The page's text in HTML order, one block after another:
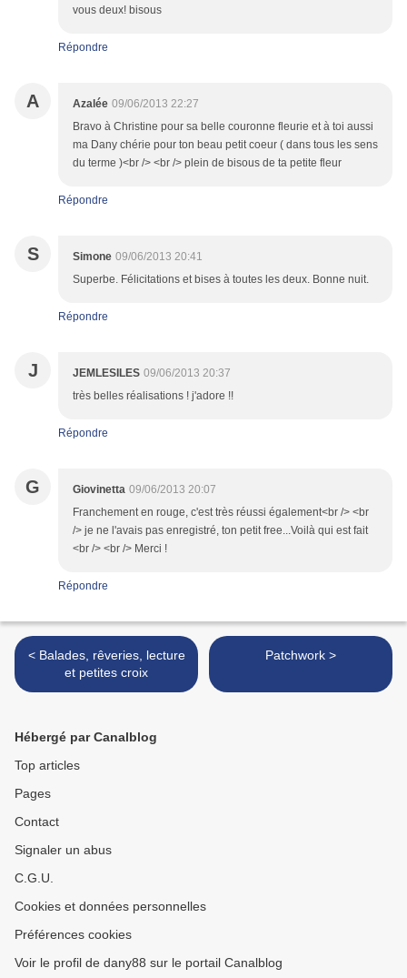
vous deux! bisous
Répondre
A Azalée 09/06/2013 22:27
Bravo à Christine pour sa belle couronne fleurie et à toi aussi
ma Dany chérie pour ton beau petit coeur ( dans tous les sens
du terme )<br /> <br /> plein de bisous de ta petite fleur
Répondre
S Simone 09/06/2013 20:41
Superbe. Félicitations et bises à toutes les deux. Bonne nuit.
Répondre
J JEMLESILES 09/06/2013 20:37
très belles réalisations ! j'adore !!
Répondre
G Giovinetta 09/06/2013 20:07
Franchement en rouge, c'est très réussi également<br /> <br
/> je ne l'avais pas enregistré, ton petit free...Voilà qui est fait
<br /> <br /> Merci !
Répondre
< Balades, rêveries, lecture
et petites croix
Patchwork >
Hébergé par Canalblog
Top articles
Pages
Contact
Signaler un abus
C.G.U.
Cookies et données personnelles
Préférences cookies
Voir le profil de dany88 sur le portail Canalblog